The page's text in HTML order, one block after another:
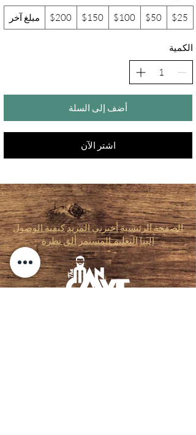
$25
$50
$100
$150
$200 مبلغ آخر
الكمية
أضف إلى السلة
اشتر الآن
الصفحة الرئيسيةأخبرني المزيدكيفية الوصول
إليناالتعليم المستمرألق نظرة